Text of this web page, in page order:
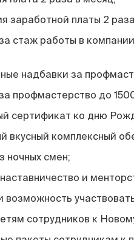
заработной платы 2
стаж работы в
надбавки за
профмастерство до
сертификат ко дню
вкусный комплексный
ночных смен;
и
возможность
сотрудников к